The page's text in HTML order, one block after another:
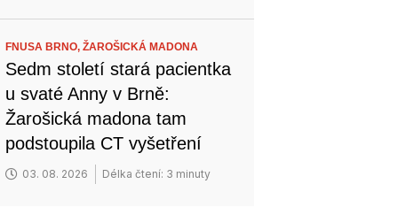
FNUSA BRNO,ŽAROŠICKÁ MADONA
Sedm století stará pacientka
u svaté Anny v Brně:
Žarošická madona tam
podstoupila CT vyšetření
03. 08. 2026 Délka čtení: 3 minuty